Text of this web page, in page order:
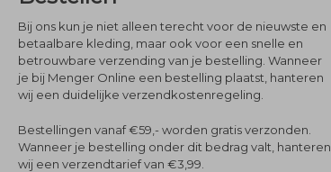
Bij ons kun je niet alleen terecht voor de nieuwste en
betaalbare kleding, maar ook voor een snelle en
betrouwbare verzending van je bestelling. Wanneer
je bij Menger Online een bestelling plaatst, hanteren
wij een duidelijke verzendkostenregeling.
Bestellingen vanaf €59,- worden gratis verzonden.
Wanneer je bestelling onder dit bedrag valt, hanteren
wij een verzendtarief van €3,99.